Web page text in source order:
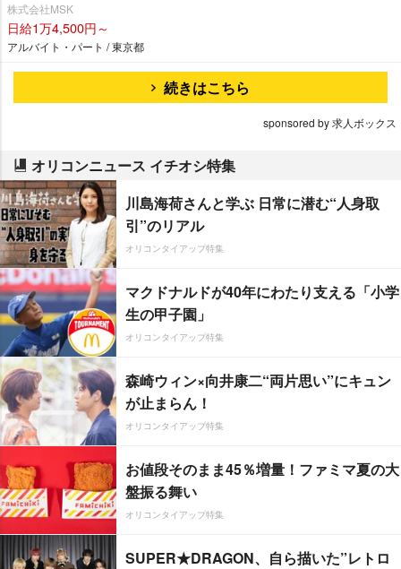
株式会社MSK
日給1万4,500円～
アルバイト・パート / 東京都
続きはこちら
sponsored by 求人ボックス
オリコンニュース イチオシ特集
川島海荷さんと学ぶ 日常に潜む“人身取
引”のリアル
オリコンタイアップ特集
マクドナルドが40年にわたり支える「小学
生の甲子園」
オリコンタイアップ特集
森崎ウィン×向井康二“両片思い”にキュン
が止まらん！
オリコンタイアップ特集
お値段そのまま45％増量！ファミマ夏の大
盤振る舞い
オリコンタイアップ特集
SUPER★DRAGON、自ら描いた”レトロ